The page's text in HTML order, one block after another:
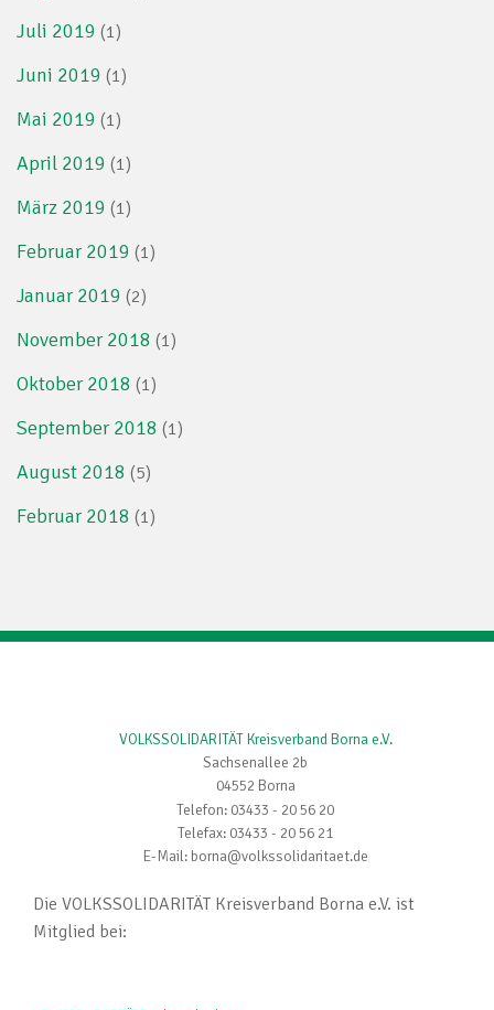
Juli 2019 (1)
Juni 2019 (1)
Mai 2019 (1)
April 2019 (1)
März 2019 (1)
Februar 2019 (1)
Januar 2019 (2)
November 2018 (1)
Oktober 2018 (1)
September 2018 (1)
August 2018 (5)
Februar 2018 (1)
VOLKSSOLIDARITÄT Kreisverband Borna e.V.
Sachsenallee 2b
04552 Borna
Telefon: 03433 - 20 56 20
Telefax: 03433 - 20 56 21
E-Mail: borna@volkssolidaritaet.de
Die VOLKSSOLIDARITÄT Kreisverband Borna e.V. ist
Mitglied bei: